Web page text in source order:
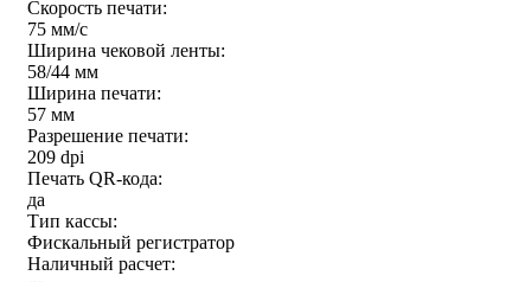
Скорость печати:
75 мм/с
Ширина чековой ленты:
58/44 мм
Ширина печати:
57 мм
Разрешение печати:
209 dpi
Печать QR-кода:
да
Тип кассы:
Фискальный регистратор
Наличный расчет: